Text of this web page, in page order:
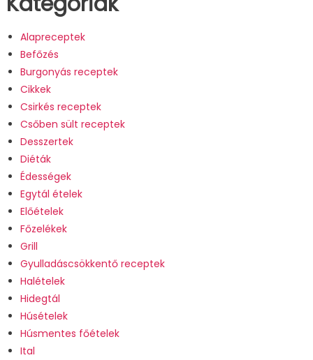
Alapreceptek
Befőzés
Burgonyás receptek
Cikkek
Csirkés receptek
Csőben sült receptek
Desszertek
Diéták
Édességek
Egytál ételek
Előételek
Főzelékek
Grill
Gyulladáscsökkentő receptek
Halételek
Hidegtál
Húsételek
Húsmentes főételek
Ital